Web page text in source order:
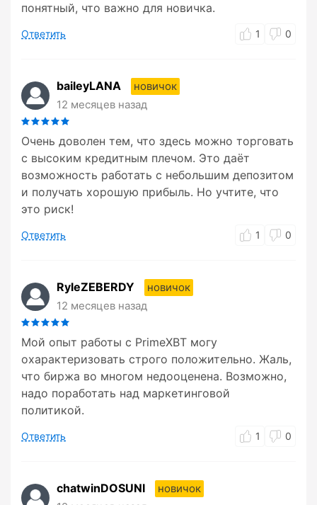
понятный, что важно для новичка.
Ответить 1 0
baileyLANA
новичок
12 месяцев назад
Очень доволен тем, что здесь можно торговать
с высоким кредитным плечом. Это даёт
возможность работать с небольшим депозитом
и получать хорошую прибыль. Но учтите, что
это риск!
Ответить 1 0
RyleZEBERDY
новичок
12 месяцев назад
Мой опыт работы с PrimeXBT могу
охарактеризовать строго положительно. Жаль,
что биржа во многом недооценена. Возможно,
надо поработать над маркетинговой
политикой.
Ответить 1 0
chatwinDOSUNI
новичок